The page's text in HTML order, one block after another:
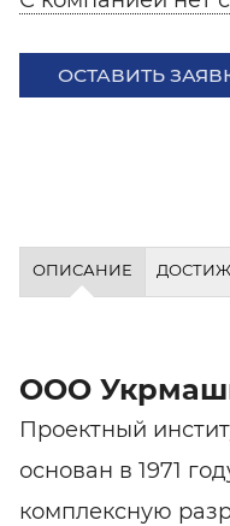
ОСТАВИТЬ
ОПИСАНИЕ
ООО
Проектный
основан в 1971
комплексную